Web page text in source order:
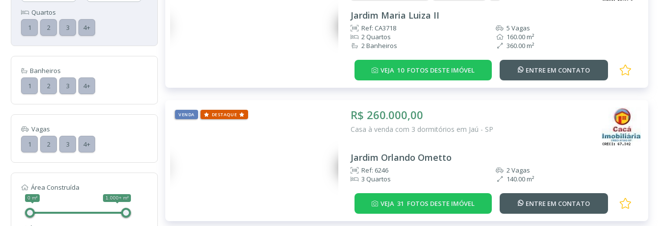
Quartos
1
2 3 4+
Banheiros
1
2 3 4+
Vagas
1
2 3 4+
Área Construída
0 m² 1.000+ m²
Jardim Maria Luiza II
Ref: CA3718
2 Quartos
2 Banheiros
5 Vagas
160.00 m²
360.00 m²
VEJA 10 FOTOS DESTE IMÓVEL ENTRE EM CONTATO
VENDA DESTAQUE R$ 260.000,00
Casa à venda com 3 dormitórios em Jaú - SP
Jardim Orlando Ometto
Ref: 6246
3 Quartos
2 Vagas
140.00 m²
VEJA 31 FOTOS DESTE IMÓVEL ENTRE EM CONTATO